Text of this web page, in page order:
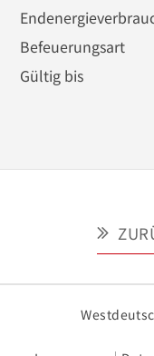
Befeuerungsart
Gültig bis